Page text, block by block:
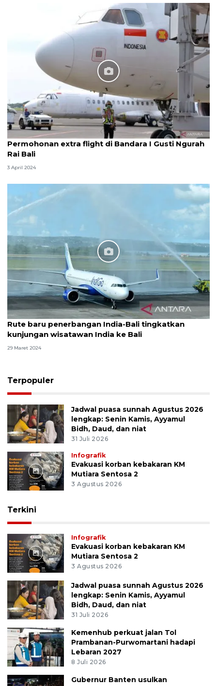
Permohonan extra flight di Bandara I Gusti Ngurah
Rai Bali
3 April 2024
Rute baru penerbangan India-Bali tingkatkan
kunjungan wisatawan India ke Bali
29 Maret 2024
Terpopuler
Jadwal puasa sunnah Agustus 2026
lengkap: Senin Kamis, Ayyamul
Bidh, Daud, dan niat
31 Juli 2026
Infografik
Evakuasi korban kebakaran KM
Mutiara Sentosa 2
3 Agustus 2026
Terkini
Infografik
Evakuasi korban kebakaran KM
Mutiara Sentosa 2
3 Agustus 2026
Jadwal puasa sunnah Agustus 2026
lengkap: Senin Kamis, Ayyamul
Bidh, Daud, dan niat
31 Juli 2026
Kemenhub perkuat jalan Tol
Prambanan-Purwomartani hadapi
Lebaran 2027
8 Juli 2026
Gubernur Banten usulkan